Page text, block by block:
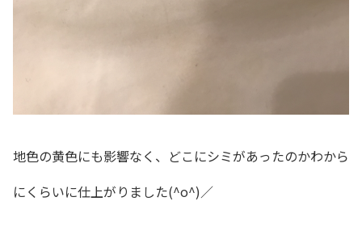
地色の黄色にも影響なく、どこにシミがあったのかわから
にくらいに仕上がりました(^o^)／